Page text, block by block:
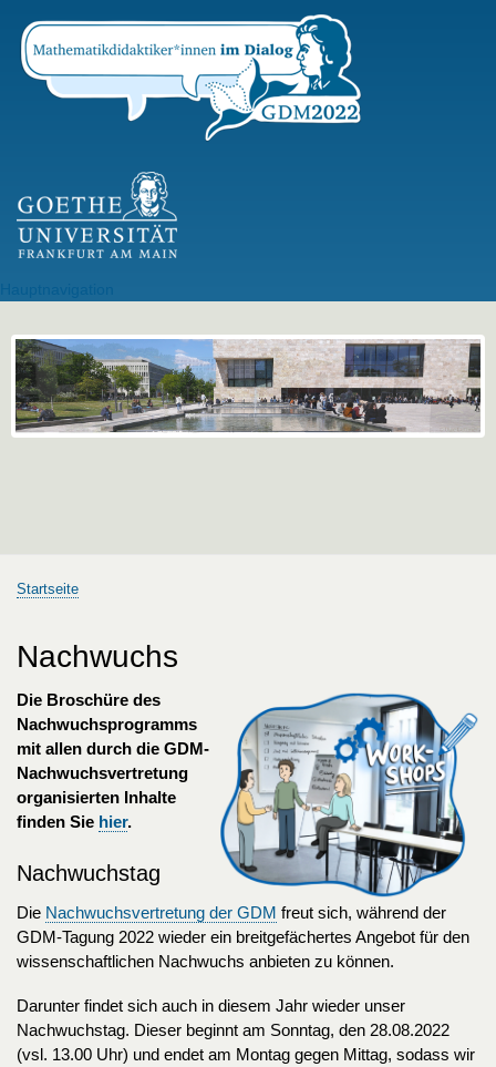
Inhalt
GU Logo
Startseite
Nachwuchs
Die Broschüre des
Nachwuchsprogramms
mit allen durch die GDM-
Nachwuchsvertretung
organisierten Inhalte
finden Sie hier.
Nachwuchstag
Die Nachwuchsvertretung der GDM freut sich, während der
GDM-Tagung 2022 wieder ein breitgefächertes Angebot für den
wissenschaftlichen Nachwuchs anbieten zu können.
Darunter findet sich auch in diesem Jahr wieder unser
Nachwuchstag. Dieser beginnt am Sonntag, den 28.08.2022
(vsl. 13.00 Uhr) und endet am Montag gegen Mittag, sodass wir